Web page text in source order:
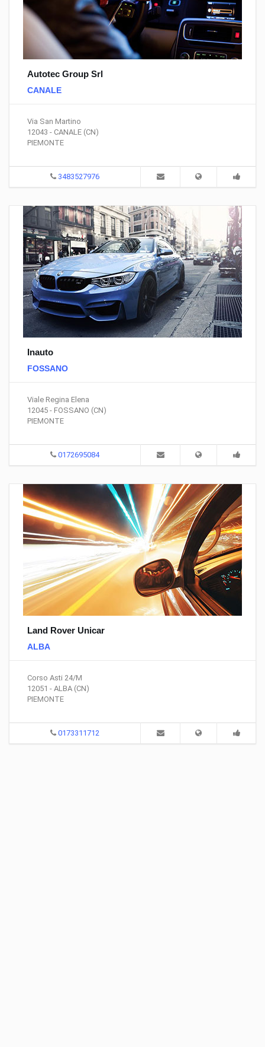
Autotec Group Srl
CANALE
Via San Martino
12043 - CANALE (CN)
PIEMONTE
3483527976
Inauto
FOSSANO
Viale Regina Elena
12045 - FOSSANO (CN)
PIEMONTE
0172695084
Land Rover Unicar
ALBA
Corso Asti 24/M
12051 - ALBA (CN)
PIEMONTE
0173311712